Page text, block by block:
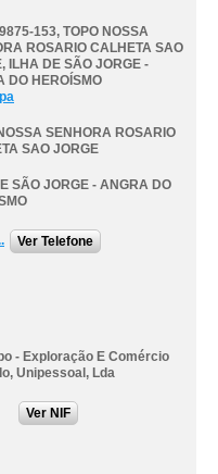
153, TOPO NOSSA
ROSARIO CALHETA SAO
, ILHA DE SÃO JORGE -
DO HEROÍSMO
SENHORA ROSARIO
SAO JORGE
SÃO JORGE - ANGRA DO
Ver Telefone
- Exploração E Comércio
Unipessoal, Lda
Ver NIF